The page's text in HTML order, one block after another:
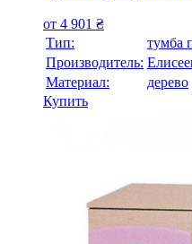
от 4 901 ₴
Тип:
тумба
Производитель:
Материал:
дерево
Купить